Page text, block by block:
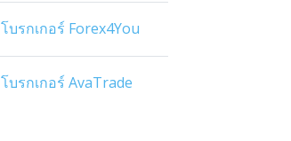
โบรกเกอร์ Forex4You
โบรกเกอร์ AvaTrade